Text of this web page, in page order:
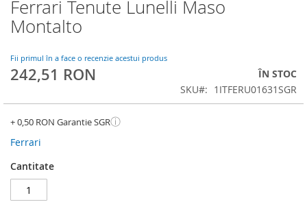
Ferrari Tenute Lunelli Maso
Montalto
Fii primul în a face o recenzie acestui produs
242,51 RON
ÎN STOC
SKU
1ITFERU01631SGR
+ 0,50 RON Garantie SGRⓘ
Ferrari
Cantitate
Skip
to
the
of
the
images